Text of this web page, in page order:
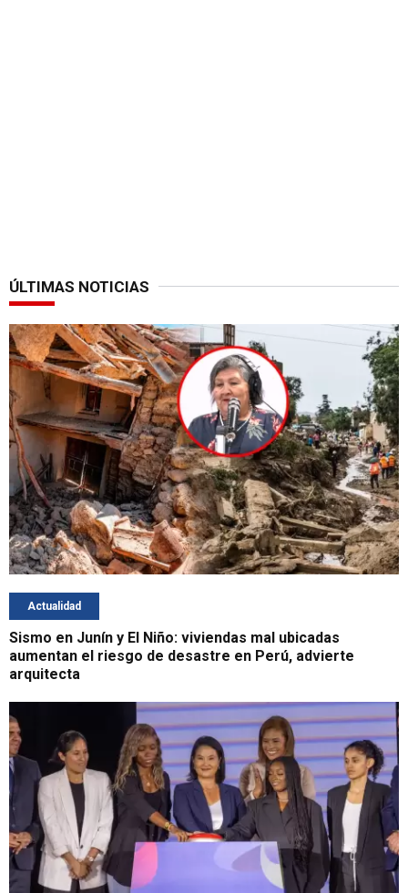
ÚLTIMAS NOTICIAS
Actualidad
Sismo en Junín y El Niño: viviendas mal ubicadas
aumentan el riesgo de desastre en Perú, advierte
arquitecta